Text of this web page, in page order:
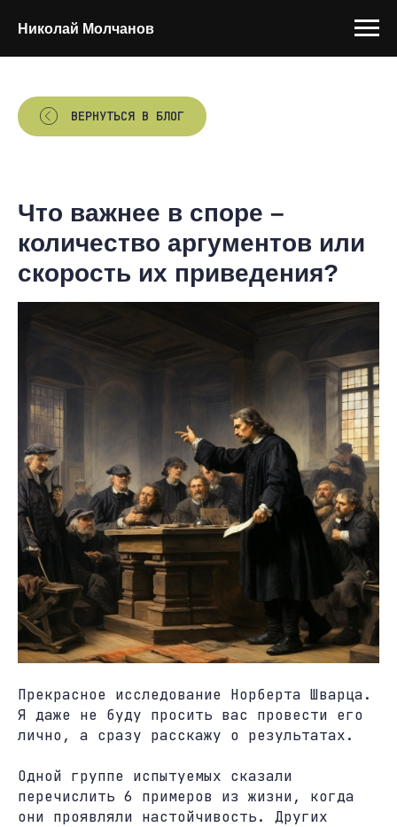
Николай Молчанов
ВЕРНУТЬСЯ В БЛОГ
Что важнее в споре –
количество аргументов или
скорость их приведения?
Прекрасное исследование Норберта Шварца.
Я даже не буду просить вас провести его
лично, а сразу расскажу о результатах.
Одной группе испытуемых сказали
перечислить 6 примеров из жизни, когда
они проявляли настойчивость. Других